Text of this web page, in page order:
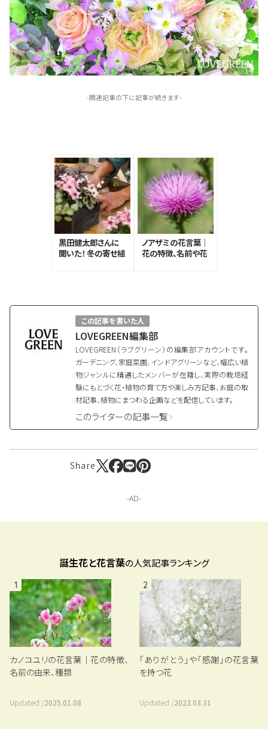
-関連記事の下に記事が続きます-
黒田健太郎さんに
聞いた！ 冬の寄せ植
ノアザミの花言葉｜
花の特徴、名前や花
この記事を書いた人
LOVEGREEN編集部
LOVEGREEN（ラブグリーン）の編集部アカウントです。
ガーデニング、家庭菜園、インドアグリーンなど、幅広い植
物ジャンルに精通したメンバーが在籍し、実際の栽培経
験にもとづく花・植物の育て方や楽しみ方記事、お庭の取
材記事、植物にまつわる企画などを配信しています。
このライターの記事一覧
Share
誕生花と花言葉の人気記事ランキング
1
カノコユリの花言葉｜花の特徴、
名前の由来、種類
Updated /2025.01.08
2
「ありがとう」や「感謝」の花言葉
を持つ花
Updated /2023.03.31